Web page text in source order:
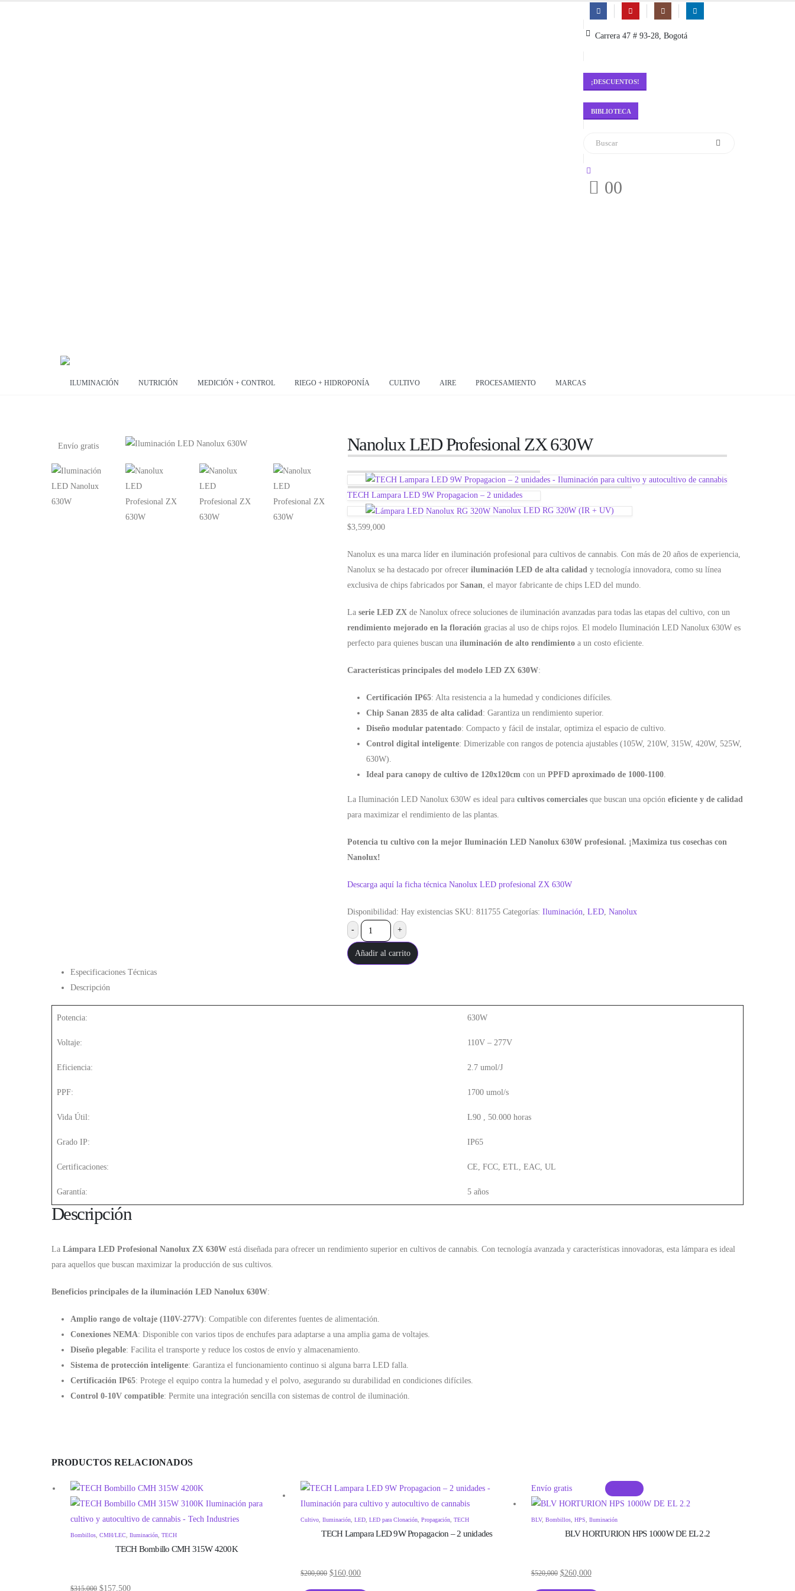
Carrera 47 # 93-28, Bogotá
¡DESCUENTOS!
BIBLIOTECA
00
ILUMINACIÓN NUTRICIÓN MEDICIÓN + CONTROL RIEGO + HIDROPONÍA CULTIVO AIRE PROCESAMIENTO MARCAS
Envío gratis Nanolux LED Profesional ZX 630W
TECH Lampara LED 9W Propagacion – 2 unidades
Nanolux LED RG 320W (IR + UV)
$3,599,000
Nanolux es una marca líder en iluminación profesional para cultivos de cannabis. Con más de 20 años de experiencia,
Nanolux se ha destacado por ofrecer iluminación LED de alta calidad y tecnología innovadora, como su línea
exclusiva de chips fabricados por Sanan , el mayor fabricante de chips LED del mundo.
La serie LED ZX de Nanolux ofrece soluciones de iluminación avanzadas para todas las etapas del cultivo, con un
rendimiento mejorado en la floración gracias al uso de chips rojos. El modelo Iluminación LED Nanolux 630W es
perfecto para quienes buscan una iluminación de alto rendimiento a un costo eficiente.
Características principales del modelo LED ZX 630W:
Certificación IP65: Alta resistencia a la humedad y condiciones difíciles.
Chip Sanan 2835 de alta calidad: Garantiza un rendimiento superior.
Diseño modular patentado: Compacto y fácil de instalar, optimiza el espacio de cultivo.
Control digital inteligente: Dimerizable con rangos de potencia ajustables (105W, 210W, 315W, 420W, 525W,
630W).
Ideal para canopy de cultivo de 120x120cm con un PPFD aproximado de 1000-1100
La Iluminación LED Nanolux 630W es ideal para cultivos comerciales que buscan una opción eficiente y de calidad
para maximizar el rendimiento de las plantas.
Potencia tu cultivo con la mejor Iluminación LED Nanolux 630W profesional. ¡Maximiza tus cosechas con
Nanolux!
Descarga aquí la ficha técnica Nanolux LED profesional ZX 630W
Disponibilidad: Hay existencias SKU: 811755 Categorías: Iluminación LED Nanolux
- +
Añadir al carrito
Especificaciones Técnicas
Descripción
Potencia: 630W
Voltaje: 110V – 277V
Eficiencia: 2.7 umol/J
PPF: 1700 umol/s
Vida Útil: L90 , 50.000 horas
Grado IP: IP65
Certificaciones: CE, FCC, ETL, EAC, UL
Garantía: 5 años
Descripción
La Lámpara LED Profesional Nanolux ZX 630W está diseñada para ofrecer un rendimiento superior en cultivos de cannabis. Con tecnología avanzada y características innovadoras, esta lámpara es ideal
para aquellos que buscan maximizar la producción de sus cultivos.
Beneficios principales de la iluminación LED Nanolux 630W:
Amplio rango de voltaje (110V-277V): Compatible con diferentes fuentes de alimentación.
Conexiones NEMA: Disponible con varios tipos de enchufes para adaptarse a una amplia gama de voltajes.
Diseño plegable: Facilita el transporte y reduce los costos de envío y almacenamiento.
Sistema de protección inteligente: Garantiza el funcionamiento continuo si alguna barra LED falla.
Certificación IP65: Protege el equipo contra la humedad y el polvo, asegurando su durabilidad en condiciones difíciles.
Control 0-10V compatible: Permite una integración sencilla con sistemas de control de iluminación.
PRODUCTOS RELACIONADOS
Bombillos, CMH/LEC, Iluminación, TECH
TECH Bombillo CMH 315W 4200K
$315,000 $157,500
Cultivo ,Iluminación ,LED ,LED para Clonación ,Propagación ,TECH
TECH Lampara LED 9W Propagacion – 2 unidades
$200,000 $160,000
Envío gratis -20%
BLV, Bombillos, HPS, Iluminación
BLV HORTURION HPS 1000W DE EL 2.2
$520,000 $260,000